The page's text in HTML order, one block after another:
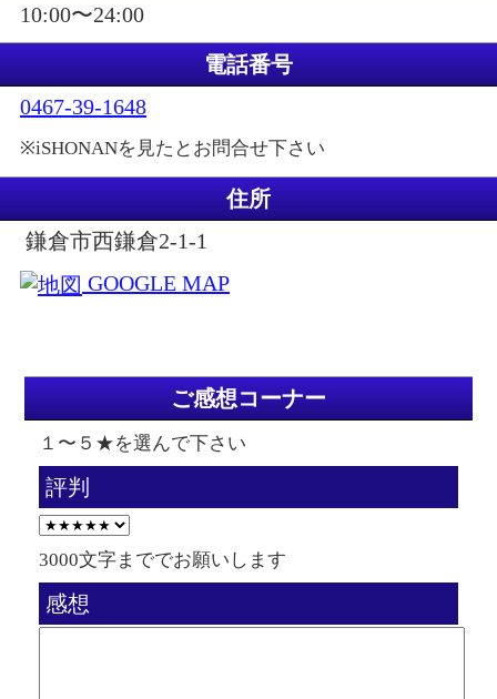
10:00〜24:00
電話番号
0467-39-1648
※iSHONANを見たとお問合せ下さい
住所
鎌倉市西鎌倉2-1-1
GOOGLE MAP
ご感想コーナー
１〜５★を選んで下さい
評判
3000文字まででお願いします
感想